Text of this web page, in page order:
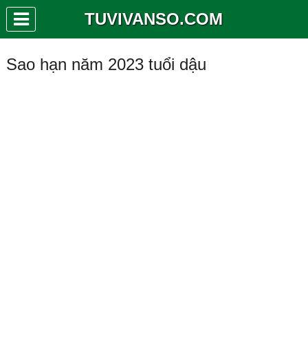
TUVIVANSO.COM
Sao hạn năm 2023 tuổi dậu